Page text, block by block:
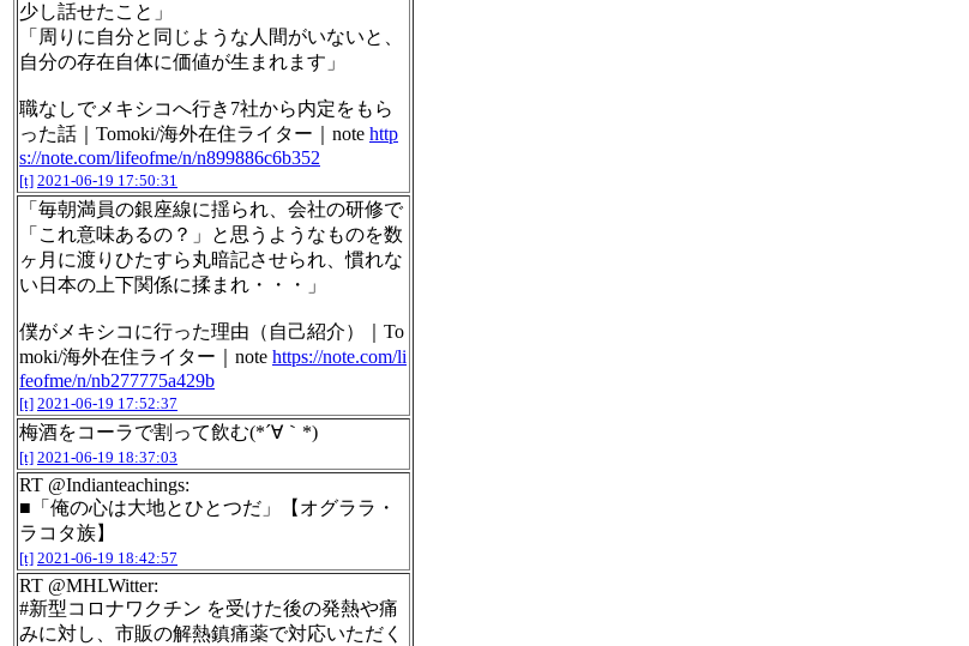
少し話せたこと」
「周りに自分と同じような人間がいないと、
自分の存在自体に価値が生まれます」
職なしでメキシコへ行き7社から内定をもら
った話｜Tomoki/海外在住ライター｜note http
s://note.com/lifeofme/n/n899886c6b352
[t] 2021-06-19 17:50:31
「毎朝満員の銀座線に揺られ、会社の研修で
「これ意味あるの？」と思うようなものを数
ヶ月に渡りひたすら丸暗記させられ、慣れな
い日本の上下関係に揉まれ・・・」
僕がメキシコに行った理由（自己紹介）｜To
moki/海外在住ライター｜note https://note.com/li
feofme/n/nb277775a429b
[t] 2021-06-19 17:52:37
梅酒をコーラで割って飲む(*´∀｀*)
[t] 2021-06-19 18:37:03
RT @Indianteachings:
■「俺の心は大地とひとつだ」【オグララ・
ラコタ族】
[t] 2021-06-19 18:42:57
RT @MHLWitter:
#新型コロナワクチン を受けた後の発熱や痛
みに対し、市販の解熱鎮痛薬で対応いただく